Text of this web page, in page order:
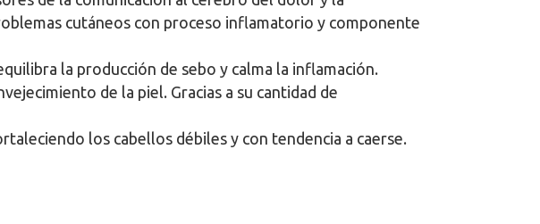
cutáneos con proceso inflamatorio y componente
la producción de sebo y calma la inflamación.
de la piel. Gracias a su cantidad de
los cabellos débiles y con tendencia a caerse.